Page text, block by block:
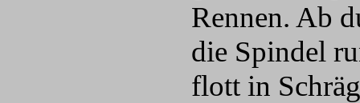
Rennen. Ab
die Spindel
flott in